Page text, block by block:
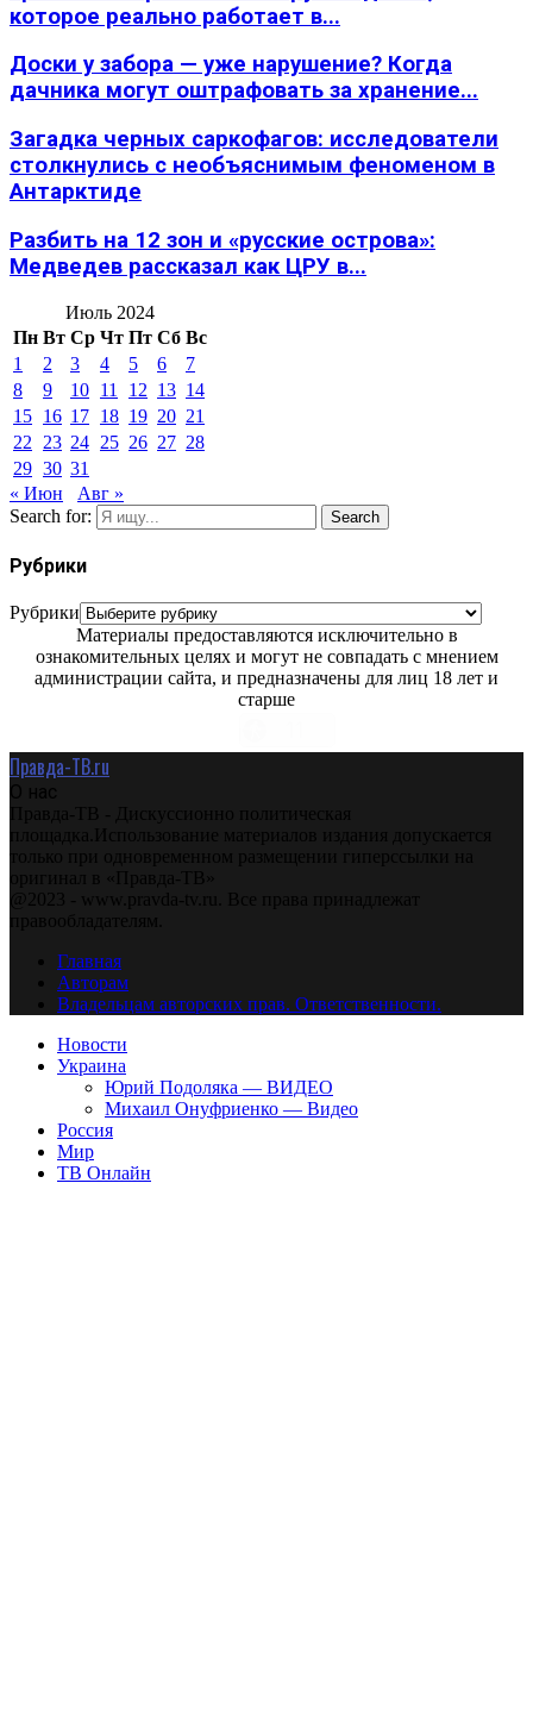
которое реально работает в...
Доски у забора — уже нарушение? Когда
дачника могут оштрафовать за хранение...
Загадка черных саркофагов: исследователи
столкнулись с необъяснимым феноменом в
Антарктиде
Разбить на 12 зон и «русские острова»:
Медведев рассказал как ЦРУ в...
Июль 2024
Пн Вт Ср Чт Пт Сб Вс
1
2 3 4 5 6
7
8
9 10 11 12 13 14
15 16 17 18 19 20 21
22
23 24 25 26 27 28
29 30 31
« Июн
Авг »
Search for:
Search
Рубрики
Рубрики
Материалы предоставляются исключительно в
ознакомительных целях и могут не совпадать с мнением
администрации сайта, и предназначены для лиц 18 лет и
старше
Правда-ТВ.ru
О нас
Правда-ТВ - Дискуссионно политическая
площадка.Использование материалов издания допускается
только при одновременном размещении гиперссылки на
оригинал в «Правда-ТВ»
@2023 - www.pravda-tv.ru. Все права принадлежат
правообладателям.
Главная
Авторам
Владельцам авторских прав. Ответственности.
Новости
Украина
Юрий Подоляка — ВИДЕО
Михаил Онуфриенко — Видео
Россия
Мир
ТВ Онлайн